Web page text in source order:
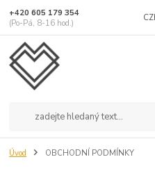
+420 605 179 354
(Po-Pá, 8-16 hod.)
Úvod OBCHODNÍ PODMÍNKY